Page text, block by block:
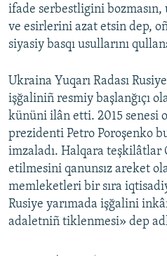
ifade serbestligini
ve esirlerini azat etsin dep,
siyasiy basqı usullarını
Ukraina Yuqarı Radası
işğaliniñ resmiy başlanğıçı
kününi ilân etti. 2015 senesi
prezidenti Petro Poroşenko
imzaladı. Halqara teşkilâtlar
etilmesini qanunsız areket
memleketleri bir sıra
Rusiye yarımada işğalini
adaletniñ tiklenmesi» dep